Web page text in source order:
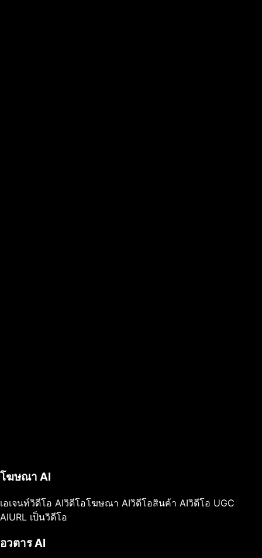
โฆษณา AI
เอเจนท์วิดีโอ AIวิดีโอโฆษณา AIวิดีโอสินค้า AIวิดีโอ UGC
AIURL เป็นวิดีโอ
อวตาร AI